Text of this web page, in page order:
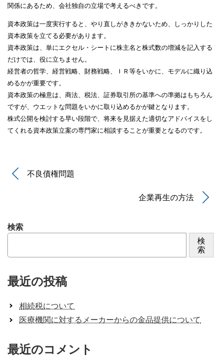
関係にあるため、会社独自の立場で考えるべきです。
資本政策は一度実行すると、やり直しがききかないため、しっかりした
資本政策を立てる必要があります。
資本政策は、単にエクセル・シートに株主名と株式数の増減を記入する
だけでは、役に立ちません。
経営者の哲学、経営戦略、財務戦略、ＩＲ等をいかに、モデルに織り込
めるかが重要です。
資本政策の極意は、商法、税法、証券取引所の基準への準拠はもちろん
ですが、ウエットな問題をいかに取り込めるかが鍵となります。
株式公開を検討する早い段階で、将来を見据えた適切なアドバイスをし
てくれる資本政策立案の専門家に相談することが重要となるのです。
不良債権問題
企業再生の方法
検索
検
索
最近の投稿
相続税について
医療機関に対するメーカーからの金品提供について
最近のコメント